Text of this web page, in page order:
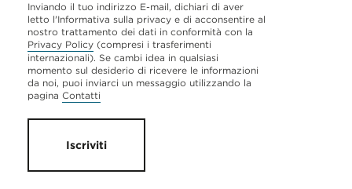
Inviando il tuo indirizzo E-mail, dichiari di aver
letto l'Informativa sulla privacy e di acconsentire al
nostro trattamento dei dati in conformità con la
Privacy Policy (compresi i trasferimenti
internazionali). Se cambi idea in qualsiasi
momento sul desiderio di ricevere le informazioni
da noi, puoi inviarci un messaggio utilizzando la
pagina Contatti
Iscriviti